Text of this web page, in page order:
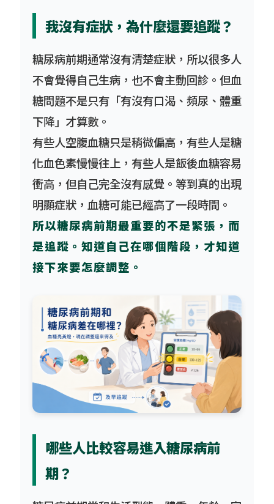
我沒有症狀，為什麼還要追蹤？
糖尿病前期通常沒有清楚症狀，所以很多人
不會覺得自己生病，也不會主動回診。但血
糖問題不是只有「有沒有口渴、頻尿、體重
下降」才算數。
有些人空腹血糖只是稍微偏高，有些人是糖
化血色素慢慢往上，有些人是飯後血糖容易
衝高，但自己完全沒有感覺。等到真的出現
明顯症狀，血糖可能已經高了一段時間。
所以糖尿病前期最重要的不是緊張，而
是追蹤。知道自己在哪個階段，才知道
接下來要怎麼調整。
哪些人比較容易進入糖尿病前
期？